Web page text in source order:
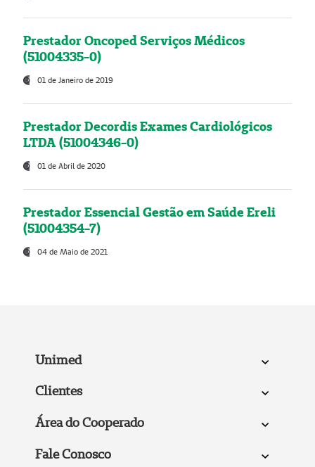
Prestador Oncoped Serviços Médicos
(51004335-0)
01 de Janeiro de 2019
Prestador Decordis Exames Cardiológicos
LTDA (51004346-0)
01 de Abril de 2020
Prestador Essencial Gestão em Saúde Ereli
(51004354-7)
04 de Maio de 2021
Unimed
Clientes
Área do Cooperado
Fale Conosco